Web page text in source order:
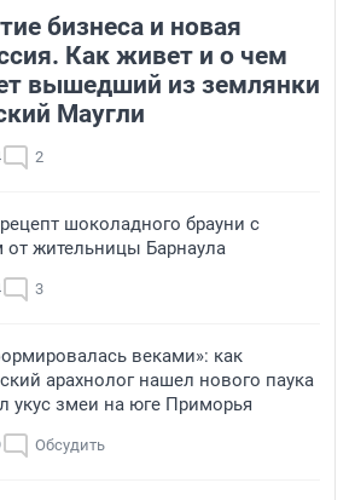
бизнеса и новая
Как живет и о чем
вышедший из землянки
Маугли
2
шоколадного брауни с
от жительницы Барнаула
3
веками»: как
арахнолог нашел нового паука
укус змеи на юге Приморья
Обсудить